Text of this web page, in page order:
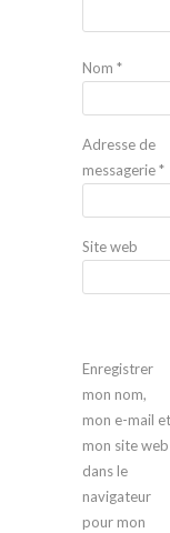
Nom *
Adresse de
messagerie*
Site web
Enregistrer
mon nom,
mon e-mail et
mon site web
dans le
navigateur
pour mon